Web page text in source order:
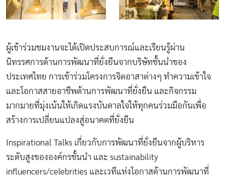
ผู้เข้าร่วมชมงานจะได้เปิดประสบการณ์และเรียนรู้ผ่าน
นิทรรศการด้านการพัฒนาที่ยั่งยืนจากบริษัทชั้นนำของ
ประเทศไทย การเข้าร่วมโครงการจิตอาสาต่างๆ ทำความเข้าใจ
และโอกาสสายอาชีพด้านการพัฒนาที่ยั่งยืน และกิจกรรม
มากมายที่มุ่งเน้นให้เกิดแรงบันดาลใจให้ทุกคนร่วมมือกันเพื่อ
สร้างการเปลี่ยนแปลงสู่อนาคตที่ยั่งยืน
Inspirational Talks เกี่ยวกับการพัฒนาที่ยั่งยืนจากผู้บริหาร
ระดับสูงขององค์กรชั้นนำ และ sustainability
influencers/celebrities และเวทีแห่งโอกาสด้านการพัฒนาที่